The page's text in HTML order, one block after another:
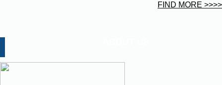
FIND MORE >>>>